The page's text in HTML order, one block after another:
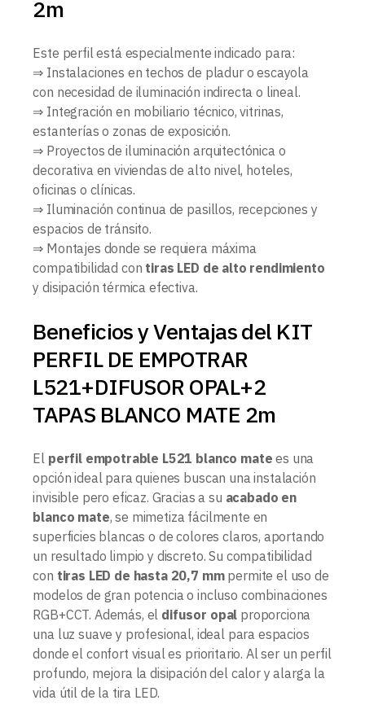
2m
Este perfil está especialmente indicado para:
⇒ Instalaciones en techos de pladur o escayola
con necesidad de iluminación indirecta o lineal.
⇒ Integración en mobiliario técnico, vitrinas,
estanterías o zonas de exposición.
⇒ Proyectos de iluminación arquitectónica o
decorativa en viviendas de alto nivel, hoteles,
oficinas o clínicas.
⇒ Iluminación continua de pasillos, recepciones y
espacios de tránsito.
⇒ Montajes donde se requiera máxima
compatibilidad con tiras LED de alto rendimiento
y disipación térmica efectiva.
Beneficios y Ventajas del KIT
PERFIL DE EMPOTRAR
L521+DIFUSOR OPAL+2
TAPAS BLANCO MATE 2m
El perfil empotrable L521 blanco mate es una
opción ideal para quienes buscan una instalación
invisible pero eficaz. Gracias a su acabado en
blanco mate, se mimetiza fácilmente en
superficies blancas o de colores claros, aportando
un resultado limpio y discreto. Su compatibilidad
con tiras LED de hasta 20,7 mmpermite el uso de
modelos de gran potencia o incluso combinaciones
RGB+CCT. Además, el difusor opal proporciona
una luz suave y profesional, ideal para espacios
donde el confort visual es prioritario. Al ser un perfil
profundo, mejora la disipación del calor y alarga la
vida útil de la tira LED.